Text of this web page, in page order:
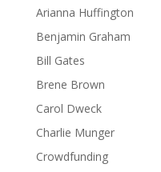
Arianna Huffington
Benjamin Graham
Bill Gates
Brene Brown
Carol Dweck
Charlie Munger
Crowdfunding